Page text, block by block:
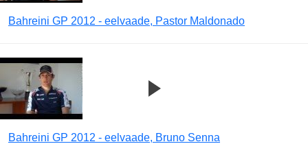
Bahreini GP 2012 - eelvaade, Pastor Maldonado
Bahreini GP 2012 - eelvaade, Bruno Senna